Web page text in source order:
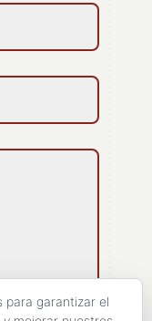
para garantizar el